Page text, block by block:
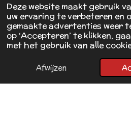
Deze website maakt gebruik
uw ervaring te verbeteren en
gemaakte advertenties weer
op ‘Accepteren’ te klikken,
met het gebruik van alle
Afwijzen
o
k
E-mailadres Telefoonnummer